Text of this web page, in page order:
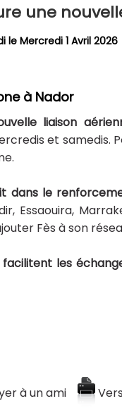
une
le Mercredi 1 Avril 2026
à Nador
liaison
et samedis.
dans le
Essaouira,
Fès à son
facilitent les
à un ami